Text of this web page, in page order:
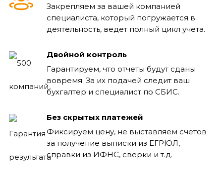
Закрепляем за вашей компанией
специалиста, который погружается в
деятельность, ведет полный цикл учета.
Двойной контроль
Гарантируем, что отчеты будут сданы
вовремя. За их подачей следит ваш
бухгалтер и специалист по СБИС.
Без скрытых платежей
Фиксируем цену, не выставляем счетов
за получение выписки из ЕГРЮЛ,
справки из ИФНС, сверки и т.д.